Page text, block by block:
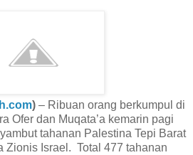
) – Ribuan orang berkumpul di
Ofer dan Muqata’a kemarin pagi
tahanan Palestina Tepi Barat
Zionis Israel. Total 477 tahanan